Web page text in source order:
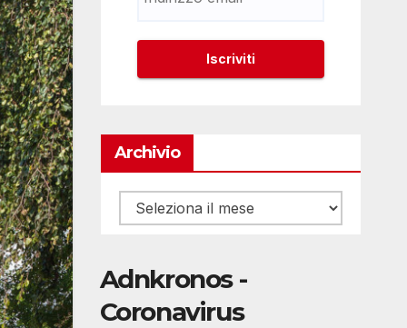
Archivio
Archivio
Adnkronos -
Coronavirus